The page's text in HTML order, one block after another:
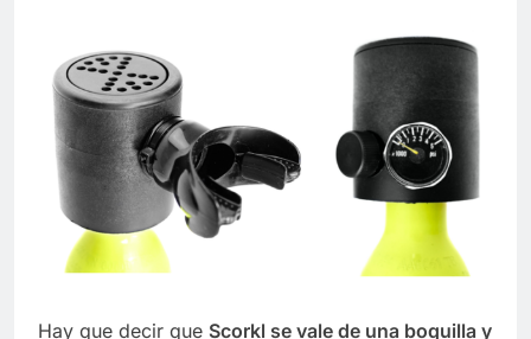
Hay que decir que Scorkl se vale de una boquilla y